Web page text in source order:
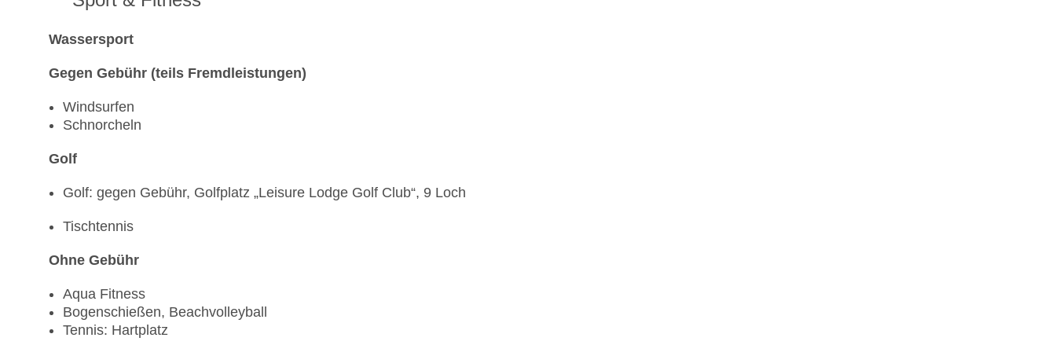
Wassersport
Gegen Gebühr (teils Fremdleistungen)
Windsurfen
Schnorcheln
Golf
Golf: gegen Gebühr, Golfplatz „Leisure Lodge Golf Club“, 9 Loch
Tischtennis
Ohne Gebühr
Aqua Fitness
Bogenschießen, Beachvolleyball
Tennis: Hartplatz